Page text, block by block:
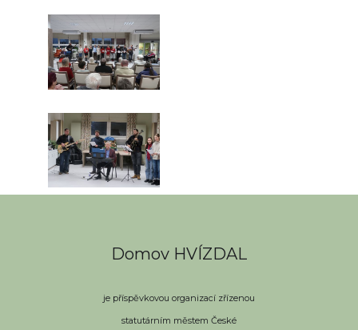
Domov HVÍZDAL
je příspěvkovou organizací zřízenou
statutárním městem České